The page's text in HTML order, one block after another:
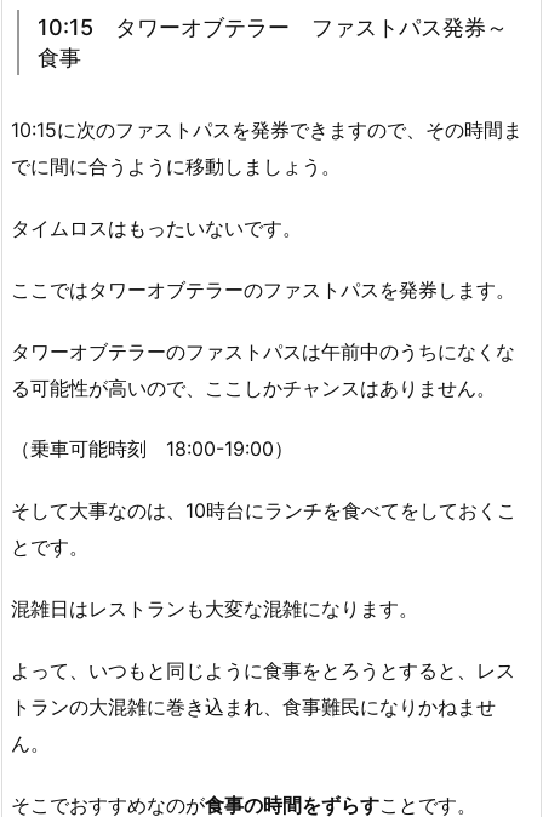
10:15 タワーオブテラー ファストパス発券～
食事
10:15に次のファストパスを発券できますので、その時間ま
でに間に合うように移動しましょう。
タイムロスはもったいないです。
ここではタワーオブテラーのファストパスを発券します。
タワーオブテラーのファストパスは午前中のうちになくな
る可能性が高いので、ここしかチャンスはありません。
（乗車可能時刻 18:00-19:00）
そして大事なのは、10時台にランチを食べてをしておくこ
とです。
混雑日はレストランも大変な混雑になります。
よって、いつもと同じように食事をとろうとすると、レス
トランの大混雑に巻き込まれ、食事難民になりかねませ
ん。
そこでおすすめなのが食事の時間をずらすことです。